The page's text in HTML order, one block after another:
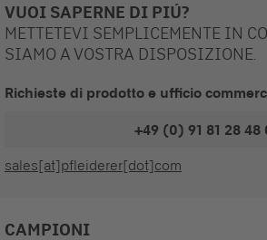
VUOI SAPERNE DI PIÚ?
METTETEVI SEMPLICEMENTE IN
SIAMO A VOSTRA DISPOSIZIONE.
Richieste di prodotto e ufficio
+49 (0) 91 81 28 48
sales[at]pfleiderer[dot]com
CAMPIONI